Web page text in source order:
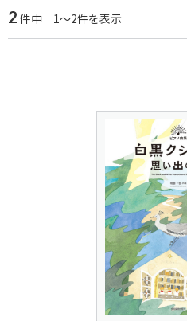
2 件中 1～2件を表示